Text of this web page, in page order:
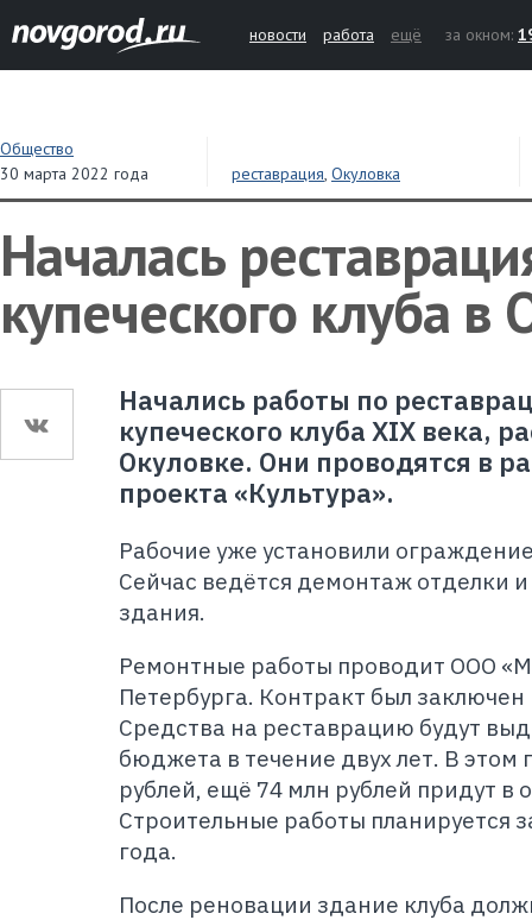
новости работа ещё за окном:
Общество
30 марта 2022 года
реставрация, Окуловка
Началась
купеческого клуба в
Начались работы по
купеческого клуба XIX века,
Окуловке. Они проводятся в
проекта «Культура».
Рабочие уже установили
Сейчас ведётся демонтаж отделки
здания.
Ремонтные работы проводит ООО
Петербурга. Контракт был
Средства на реставрацию будут
бюджета в течение двух лет. В этом
рублей, ещё 74 млн рублей придут в
Строительные работы планируется
года.
После реновации здание клуба